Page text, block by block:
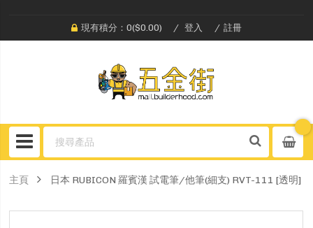
現有積分：0($0.00) 登入 註冊
主頁 日本 RUBICON 羅賓漢 試電筆/他筆(細支) RVT-111 [透明]